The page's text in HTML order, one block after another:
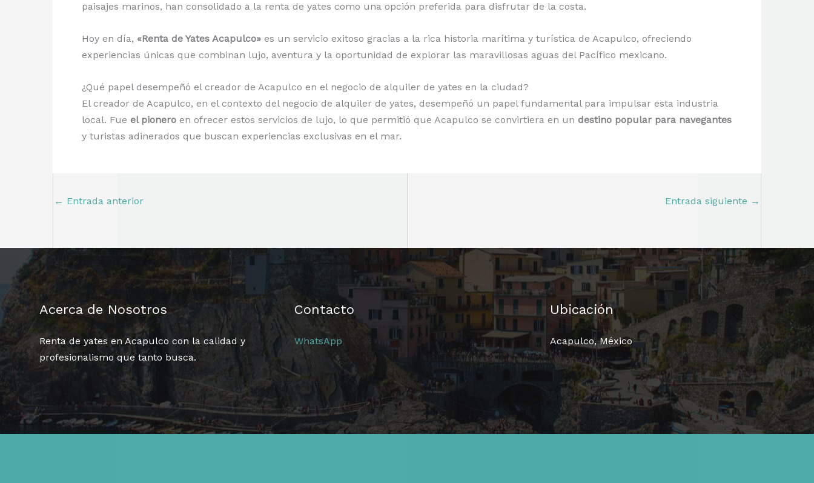
paisajes marinos, han consolidado a la renta de yates como una opción preferida para disfrutar de la costa.
Hoy en día, «Renta de Yates Acapulco» es un servicio exitoso gracias a la rica historia marítima y turística de Acapulco, ofreciendo
experiencias únicas que combinan lujo, aventura y la oportunidad de explorar las maravillosas aguas del Pacífico mexicano.
¿Qué papel desempeñó el creador de Acapulco en el negocio de alquiler de yates en la ciudad?
El creador de Acapulco, en el contexto del negocio de alquiler de yates, desempeñó un papel fundamental para impulsar esta industria
local. Fue el pionero en ofrecer estos servicios de lujo, lo que permitió que Acapulco se convirtiera en un destino popular para navegantes
y turistas adinerados que buscan experiencias exclusivas en el mar.
← Entrada anterior Entrada siguiente →
Acerca de Nosotros
Renta de yates en Acapulco con la calidad y
profesionalismo que tanto busca.
Contacto
WhatsApp
Ubicación
Acapulco, México